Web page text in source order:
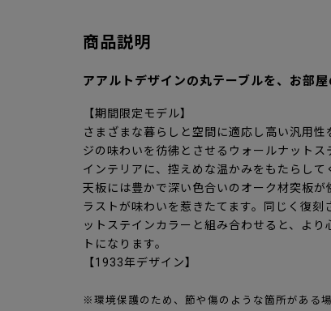
商品説明
アアルトデザインの丸テーブルを、お部屋
【期間限定モデル】
さまざまな暮らしと空間に適応し高い汎用
ジの味わいを彷彿とさせるウォールナット
インテリアに、控えめな温かみをもたらして
天板には豊かで深い色合いのオーク材突板
ラストが味わいを惹きたてます。同じく復
ットステインカラーと組み合わせると、よ
トになります。
【1933年デザイン】
※環境保護のため、節や傷のような箇所がある